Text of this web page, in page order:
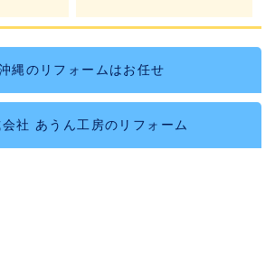
縄のリフォームはお任せ
社 あうん工房のリフォーム